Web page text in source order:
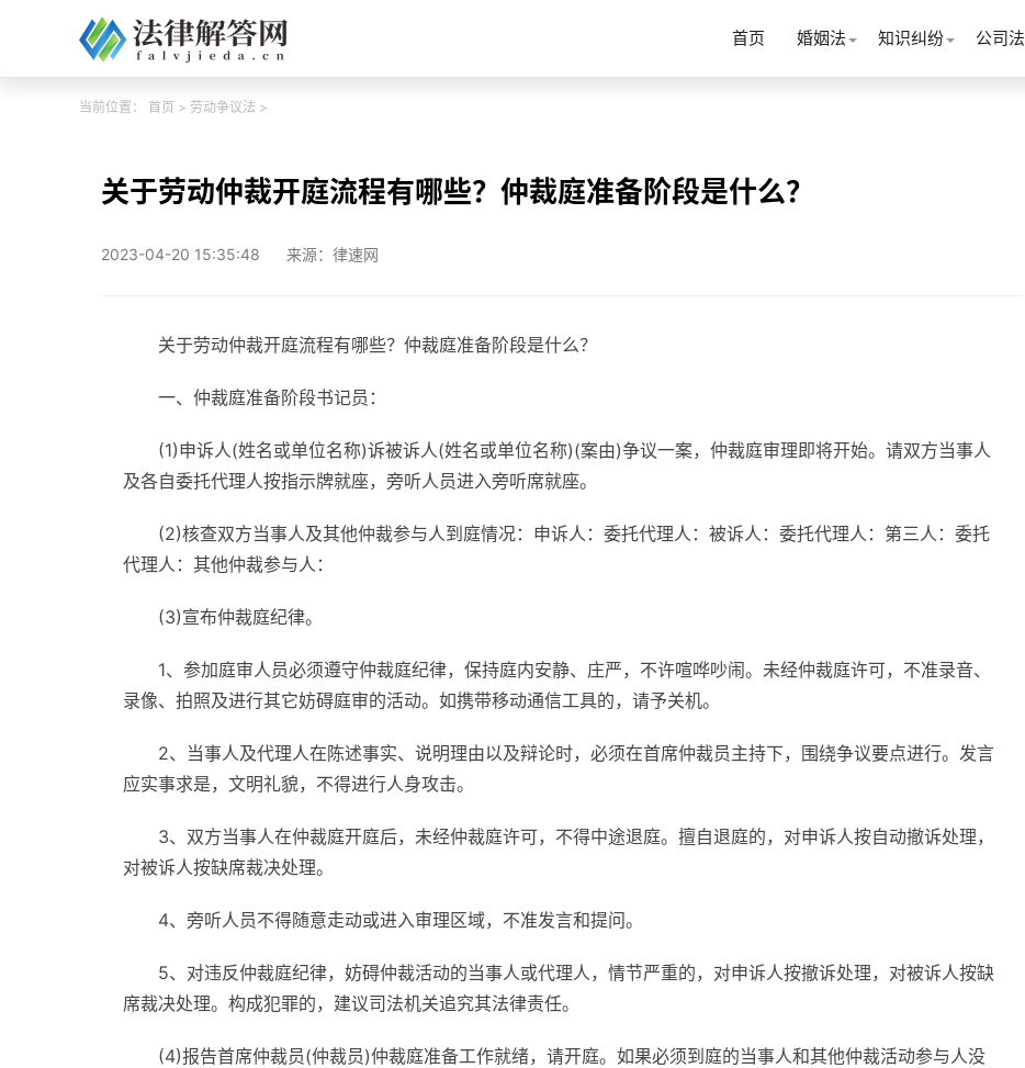
首页 婚姻法 知识纠纷 公司法
当前位置： 首页 > 劳动争议法 >
关于劳动仲裁开庭流程有哪些？仲裁庭准备阶段是什么？
2023-04-20 15:35:48 来源：律速网
关于劳动仲裁开庭流程有哪些？仲裁庭准备阶段是什么？
一、仲裁庭准备阶段书记员：
(1)申诉人(姓名或单位名称)诉被诉人(姓名或单位名称)(案由)争议一案，仲裁庭审理即将开始。请双方当事人
及各自委托代理人按指示牌就座，旁听人员进入旁听席就座。
(2)核查双方当事人及其他仲裁参与人到庭情况：申诉人：委托代理人：被诉人：委托代理人：第三人：委托
代理人：其他仲裁参与人：
(3)宣布仲裁庭纪律。
1、参加庭审人员必须遵守仲裁庭纪律，保持庭内安静、庄严，不许喧哗吵闹。未经仲裁庭许可，不准录音、
录像、拍照及进行其它妨碍庭审的活动。如携带移动通信工具的，请予关机。
2、当事人及代理人在陈述事实、说明理由以及辩论时，必须在首席仲裁员主持下，围绕争议要点进行。发言
应实事求是，文明礼貌，不得进行人身攻击。
3、双方当事人在仲裁庭开庭后，未经仲裁庭许可，不得中途退庭。擅自退庭的，对申诉人按自动撤诉处理，
对被诉人按缺席裁决处理。
4、旁听人员不得随意走动或进入审理区域，不准发言和提问。
5、对违反仲裁庭纪律，妨碍仲裁活动的当事人或代理人，情节严重的，对申诉人按撤诉处理，对被诉人按缺
席裁决处理。构成犯罪的，建议司法机关追究其法律责任。
(4)报告首席仲裁员(仲裁员)仲裁庭准备工作就绪，请开庭。如果必须到庭的当事人和其他仲裁活动参与人没